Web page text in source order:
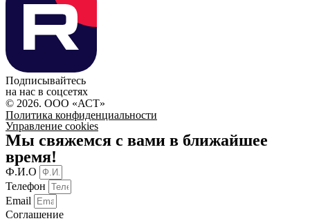
Подписывайтесь
на нас в соцсетях
© 2026. ООО «АСТ»
Политика конфиденциальности
Управление cookies
Мы свяжемся с вами в ближайшее
время!
Ф.И.О
Телефон
Email
Соглашение